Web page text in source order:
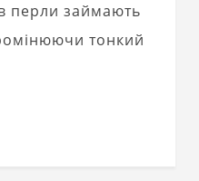
перли займають
тонкий